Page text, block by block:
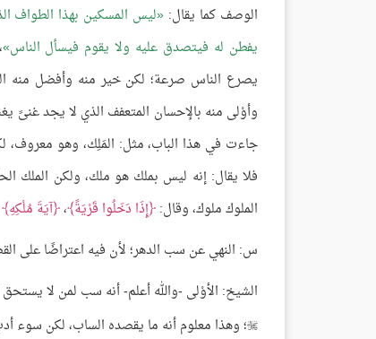
الوصف كما يقال: ليس المسكين بهذا الطواف
يفطن له فيتصدق عليه ولا يقوم فيسأل الناس
يصرع الناس صرعة؛ لكن خير منه وأفضل منه
وأوْلى منه بالإحسان المتعفف الذي لا يجد غنىً
جاءت في هذا الباب، مثل: المَلِك، وهو معروف،
فلا يقال: إنه ليس بملك هو ملك، ولكن الملك
الملوك ملوك، وقال: إِذَا دَخَلُوا قَرْيَةً ، آيَةَ مُلْكِهِ
س: النهي عن سب الدهر؛ لأن فيه اعتراضًا على
الشيخ: الأوْلى -والله أعلم- أنه سب لمن لا
؛ وهذا معلوم أنه ما يقصده الساب، لكن سوء